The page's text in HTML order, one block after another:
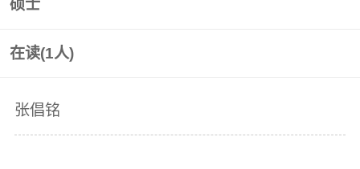
硕士
在读(1人)
张倡铭